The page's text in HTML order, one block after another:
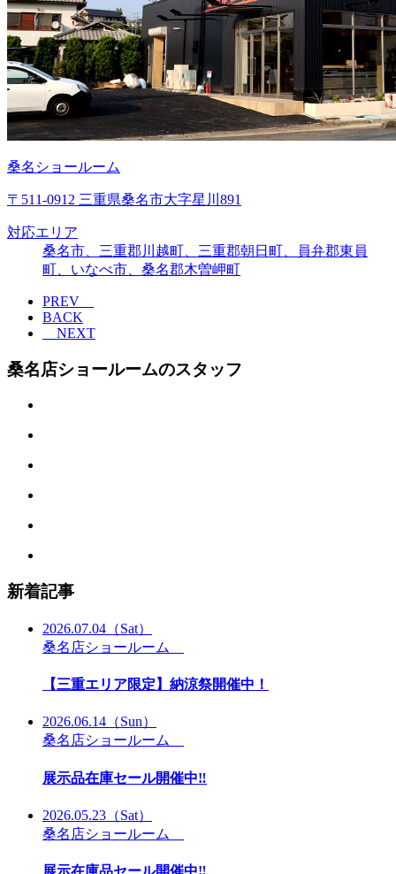
桑名ショールーム
〒511-0912 三重県桑名市大字星川891
対応エリア
桑名市、三重郡川越町、三重郡朝日町、員弁郡東員
町、いなべ市、桑名郡木曽岬町
PREV
BACK
NEXT
桑名店ショールームのスタッフ
新着記事
2026.07.04 （Sat）
桑名店ショールーム
【三重エリア限定】納涼祭開催中！
2026.06.14 （Sun）
桑名店ショールーム
展示品在庫セール開催中‼
2026.05.23 （Sat）
桑名店ショールーム